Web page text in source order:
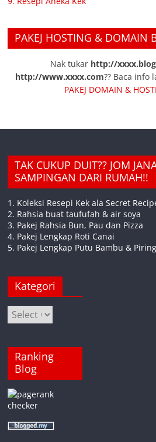
PAKEJ HOSTING & DOMAIN
Nak tukar http://
http://www.xxxx.com?? Baca info
PAKEJ DOMAIN &
TAK CUKUP DUIT?? JOM
SAMPINGAN DARI RUMAH!!
1. Koleksi Resepi Kek ala Secret
2. Rahsia buat taufufah & air soya
3. Pakej Rahsia Bun, Pau dan Pizza
4. Pakej Lengkap Roti Canai
5. Pakej Lengkap Putu Bambu & Piring
Kategori
Kategori
Ranking
Blog